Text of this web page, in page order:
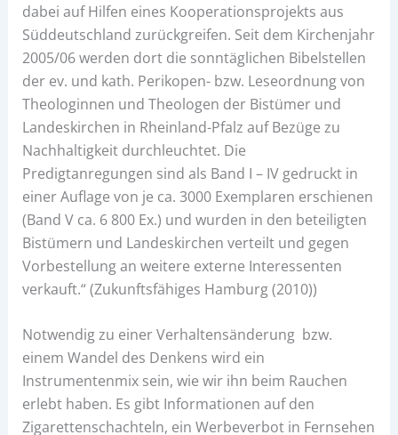
dabei auf Hilfen eines Kooperationsprojekts aus
Süddeutschland zurückgreifen. Seit dem Kirchenjahr
2005/06 werden dort die sonntäglichen Bibelstellen
der ev. und kath. Perikopen- bzw. Leseordnung von
Theologinnen und Theologen der Bistümer und
Landeskirchen in Rheinland-Pfalz auf Bezüge zu
Nachhaltigkeit durchleuchtet. Die
Predigtanregungen sind als Band I – IV gedruckt in
einer Auflage von je ca. 3000 Exemplaren erschienen
(Band V ca. 6 800 Ex.) und wurden in den beteiligten
Bistümern und Landeskirchen verteilt und gegen
Vorbestellung an weitere externe Interessenten
verkauft.“ (Zukunftsfähiges Hamburg (2010))
Notwendig zu einer Verhaltensänderung bzw.
einem Wandel des Denkens wird ein
Instrumentenmix sein, wie wir ihn beim Rauchen
erlebt haben. Es gibt Informationen auf den
Zigarettenschachteln, ein Werbeverbot in Fernsehen